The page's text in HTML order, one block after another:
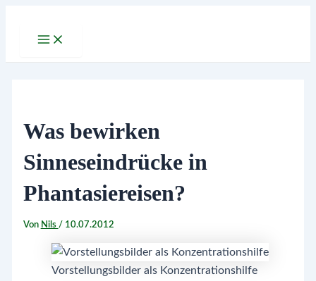
Main
Was bewirken
Sinneseindrücke in
Phantasiereisen?
Von Nils / 10.07.2012
Vorstellungsbilder als Konzentrationshilfe